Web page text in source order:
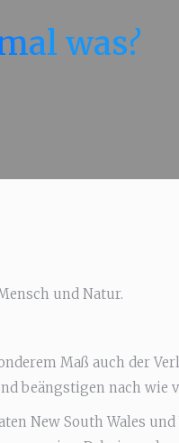
was?
und Natur.
Maß auch der
beängstigen nach wie
New South Wales